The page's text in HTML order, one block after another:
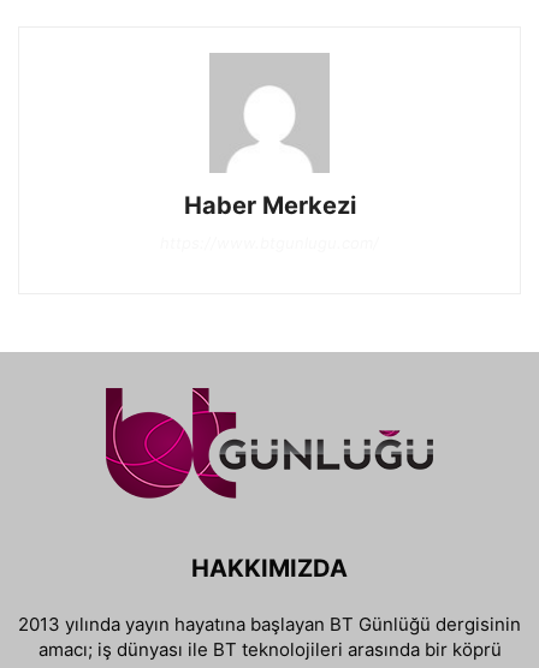
Haber Merkezi
HAKKIMIZDA
2013 yılında yayın hayatına başlayan BT Günlüğü dergisinin
amacı; iş dünyası ile BT teknolojileri arasında bir köprü